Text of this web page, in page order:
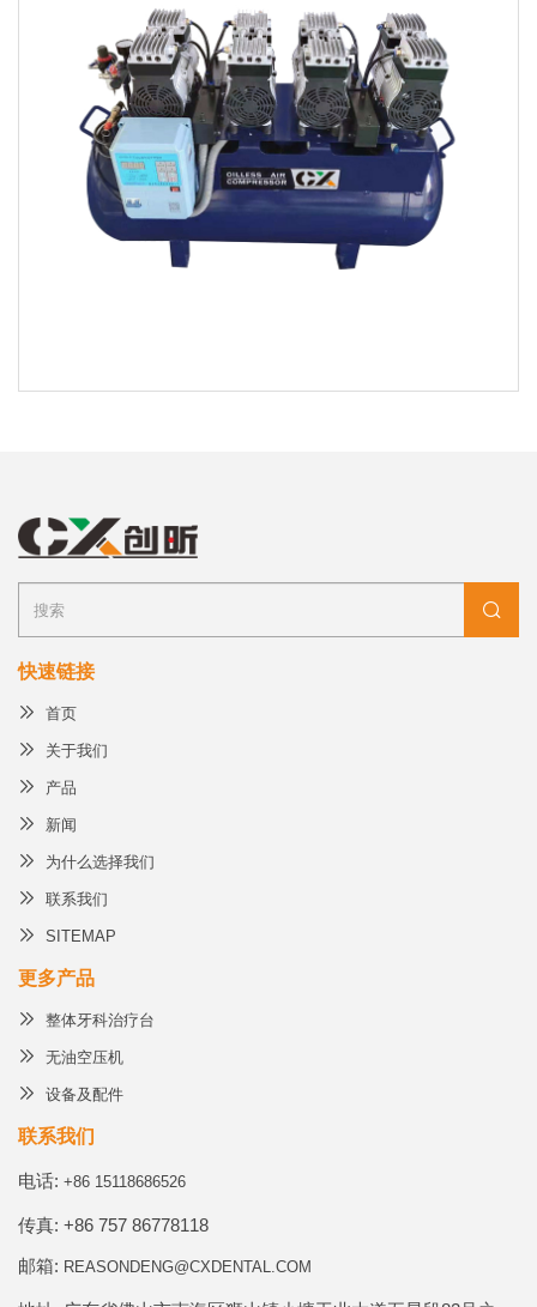
快速链接
首页
关于我们
产品
新闻
为什么选择我们
联系我们
SITEMAP
更多产品
整体牙科治疗台
无油空压机
设备及配件
联系我们
电话: +86 15118686526
传真: +86 757 86778118
邮箱: REASONDENG@CXDENTAL.COM